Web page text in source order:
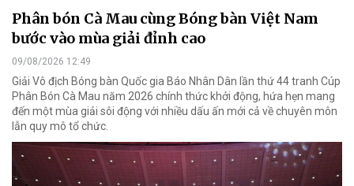
Phân bón Cà Mau cùng Bóng bàn Việt Nam
bước vào mùa giải đỉnh cao
09/08/2026 12:49
Giải Vô địch Bóng bàn Quốc gia Báo Nhân Dân lần thứ 44 tranh Cúp
Phân Bón Cà Mau năm 2026 chính thức khởi động, hứa hẹn mang
đến một mùa giải sôi động với nhiều dấu ấn mới cả về chuyên môn
lẫn quy mô tổ chức.